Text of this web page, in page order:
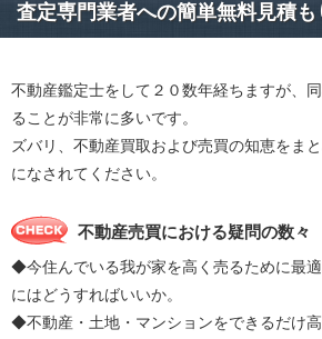
査定専門業者への簡単無料見積
不動産鑑定士をして２０数年経ちますが、
ることが非常に多いです。
ズバリ、不動産買取および売買の知恵をま
になされてください。
不動産売買における疑問の数々
◆今住んでいる我が家を高く売るために最
にはどうすればいいか。
◆不動産・土地・マンションをできるだけ